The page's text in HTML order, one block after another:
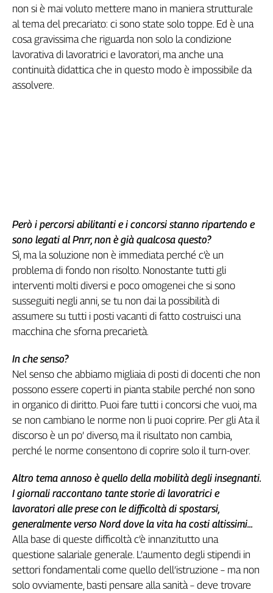
anni
Cgil
Collettiva
Academy
Collettiva
Play
Sassolino
Linea
Economica
Tech
It
Inserti
Diffusa
InFlai
Le
trasmissioni
tv
Work
in
L'Italia
nel
Lavoro
Territori
Abruzzo-
Molise
Alto
non si è mai voluto mettere mano in maniera strutturale
al tema del precariato: ci sono state solo toppe. Ed è una
cosa gravissima che riguarda non solo la condizione
lavorativa di lavoratrici e lavoratori, ma anche una
continuità didattica che in questo modo è impossibile da
assolvere.
Però i percorsi abilitanti e i concorsi stanno ripartendo e
sono legati al Pnrr, non è già qualcosa questo?
Sì, ma la soluzione non è immediata perché c’è un
problema di fondo non risolto. Nonostante tutti gli
interventi molti diversi e poco omogenei che si sono
susseguiti negli anni, se tu non dai la possibilità di
assumere su tutti i posti vacanti di fatto costruisci una
macchina che sforna precarietà.
In che senso?
Nel senso che abbiamo migliaia di posti di docenti che non
possono essere coperti in pianta stabile perché non sono
in organico di diritto. Puoi fare tutti i concorsi che vuoi, ma
se non cambiano le norme non li puoi coprire. Per gli Ata il
discorso è un po’ diverso, ma il risultato non cambia,
perché le norme consentono di coprire solo il turn-over.
Altro tema annoso è quello della mobilità degli insegnanti.
I giornali raccontano tante storie di lavoratrici e
lavoratori alle prese con le difficoltà di spostarsi,
generalmente verso Nord dove la vita ha costi altissimi...
Alla base di queste difficoltà c’è innanzitutto una
questione salariale generale. L’aumento degli stipendi in
settori fondamentali come quello dell’istruzione – ma non
solo ovviamente, basti pensare alla sanità – deve trovare